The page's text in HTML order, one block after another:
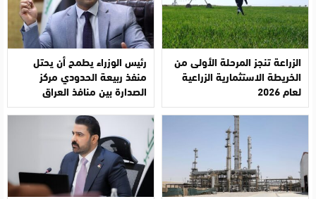
الزراعة تنجز المرحلة الأولى من
الخريطة الاستثمارية الزراعية
لعام 2026
رئيس الوزراء يطمح أن يحتل
منفذ ربيعة الحدودي مركز
الصدارة بين منافذ العراق